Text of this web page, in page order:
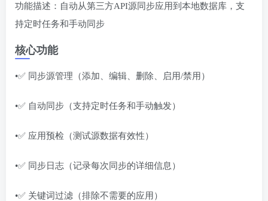
功能描述：自动从第三方API源同步应用到本地数据库，支
持定时任务和手动同步
核心功能
•✅ 同步源管理（添加、编辑、删除、启用/禁用）
•✅ 自动同步（支持定时任务和手动触发）
•✅ 应用预检（测试源数据有效性）
•✅ 同步日志（记录每次同步的详细信息）
•✅ 关键词过滤（排除不需要的应用）